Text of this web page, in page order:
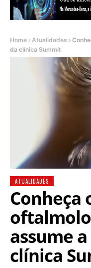
Home Atualidades
da clínica Summit
ATUALIDADES
Conheça
assume
clínica